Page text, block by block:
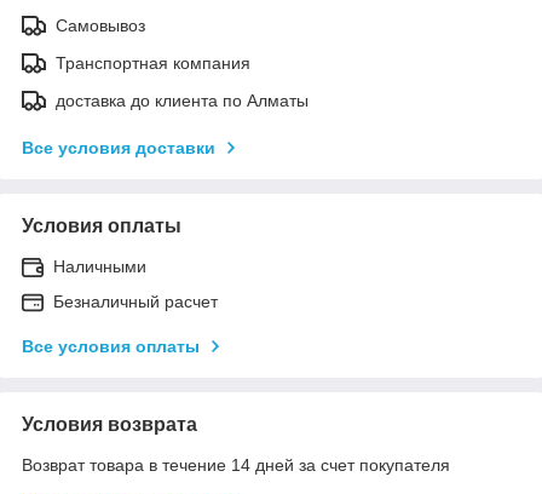
Самовывоз
Транспортная компания
доставка до клиента по Алматы
Все условия доставки
Условия оплаты
Наличными
Безналичный расчет
Все условия оплаты
Условия возврата
Возврат товара в течение 14 дней за счет покупателя